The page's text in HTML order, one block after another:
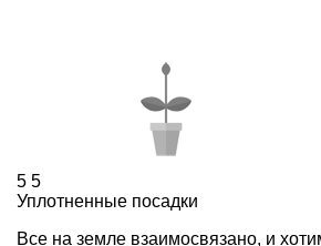
5 5
Уплотненные посадки
Все на земле взаимосвязано, и